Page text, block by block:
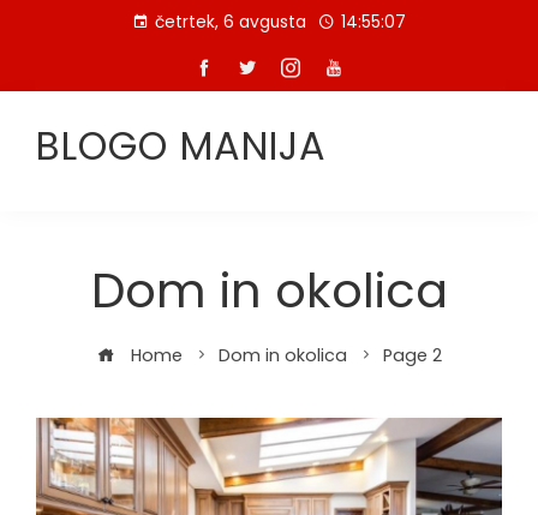
četrtek, 6 avgusta 14:55:08
BLOGO MANIJA
Dom in okolica
Home Dom in okolica Page 2